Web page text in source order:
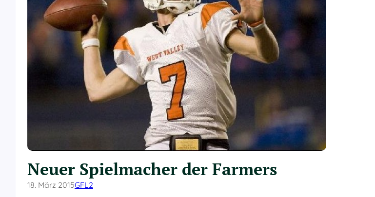
Neuer Spielmacher der Farmers
18. März 2015GFL2